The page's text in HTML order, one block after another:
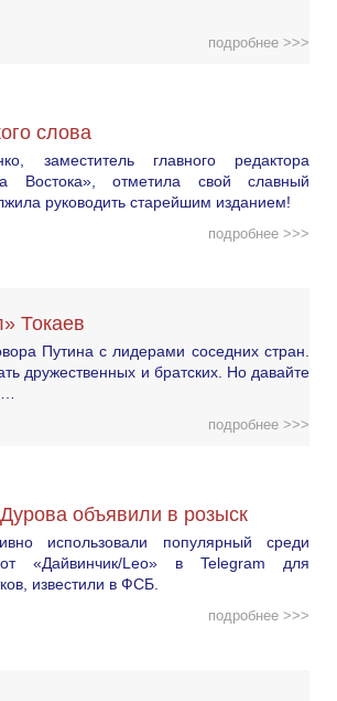
подробнее >>>
слова
заместитель главного редактора
Востока», отметила свой славный
руководить старейшим изданием!
подробнее >>>
Токаев
Путина с лидерами соседних стран.
дружественных и братских. Но давайте
подробнее >>>
объявили в розыск
использовали популярный среди
«Дайвинчик/Leo» в Telegram для
известили в ФСБ.
подробнее >>>